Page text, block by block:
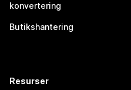
konvertering
Butikshantering
Resurser